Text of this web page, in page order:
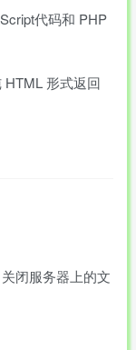
代码和 PHP
形式返回
闭服务器上的文